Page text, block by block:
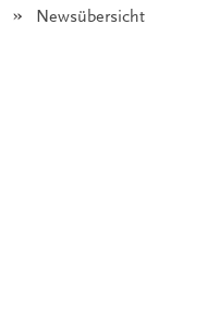
Angezeigt:
Newsübersicht